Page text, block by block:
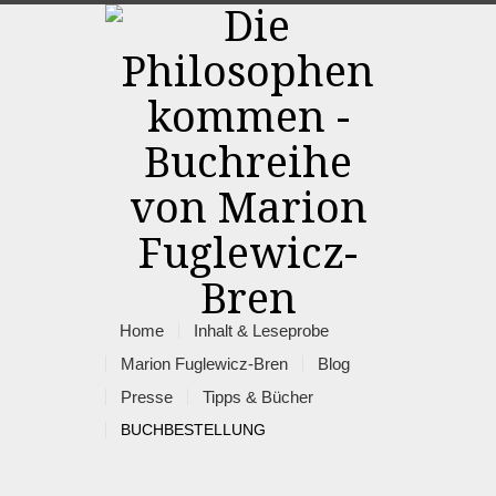
Home
Inhalt & Leseprobe
Marion Fuglewicz-Bren
Blog
Presse
Tipps & Bücher
BUCHBESTELLUNG